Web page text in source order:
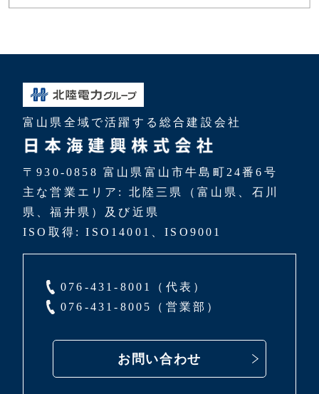
富山県全域で活躍する総合建設会社
〒930-0858 富山県富山市牛島町24番6号
主な営業エリア: 北陸三県（富山県、石川
県、福井県）及び近県
ISO取得: ISO14001、ISO9001
076-431-8001（代表）
076-431-8005（営業部）
お問い合わせ